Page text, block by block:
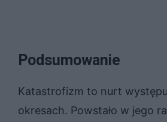
Podsumowanie
Katastrofizm to nurt
okresach. Powstało w jego